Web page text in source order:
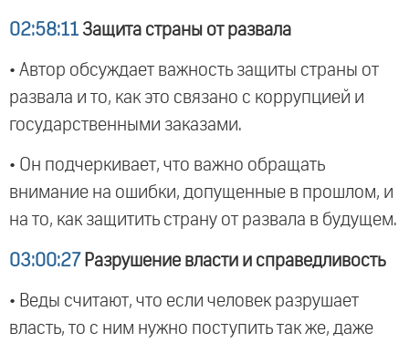
02:58:11 Защита страны от развала
• Автор обсуждает важность защиты страны от
развала и то, как это связано с коррупцией и
государственными заказами.
• Он подчеркивает, что важно обращать
внимание на ошибки, допущенные в прошлом, и
на то, как защитить страну от развала в будущем.
03:00:27 Разрушение власти и справедливость
• Веды считают, что если человек разрушает
власть, то с ним нужно поступить так же, даже